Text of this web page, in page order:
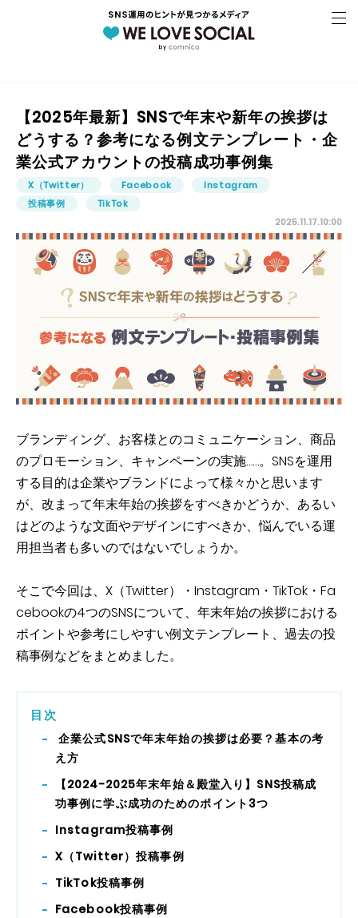
【2025年最新】SNSで年末や新年の挨拶は
どうする？参考になる例文テンプレート・企
業公式アカウントの投稿成功事例集
X（Twitter） Facebook
Instagram
投稿事例
TikTok
2025.11.17.10:00
ブランディング、お客様とのコミュニケーション、商品
のプロモーション、キャンペーンの実施……。SNSを運用
する目的は企業やブランドによって様々かと思います
が、改まって年末年始の挨拶をすべきかどうか、あるい
はどのような文面やデザインにすべきか、悩んでいる運
用担当者も多いのではないでしょうか。
そこで今回は、X（Twitter）・Instagram・TikTok・Fa
cebookの4つのSNSについて、年末年始の挨拶における
ポイントや参考にしやすい例文テンプレート、過去の投
稿事例などをまとめました。
目次
企業公式SNSで年末年始の挨拶は必要？基本の考
え方
【2024-2025年末年始＆殿堂入り】SNS投稿成
功事例に学ぶ成功のためのポイント3つ
Instagram投稿事例
X（Twitter）投稿事例
TikTok投稿事例
Facebook投稿事例